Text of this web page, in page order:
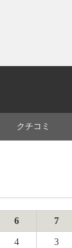
クチコミ
6 7
4 3